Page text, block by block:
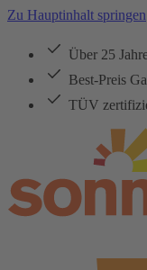
Zu Hauptinhalt springen
Über 25
Best-Preis
TÜV